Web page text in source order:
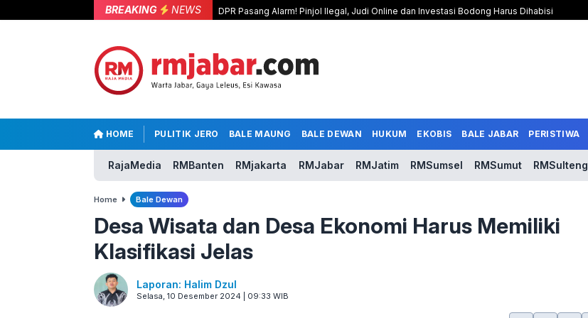
BREAKING NEWS DPR Pasang Alarm! Pinjol Ilegal, Judi Online dan Investasi Bodong Harus Dihabisi
HOME PULITIK JERO BALE MAUNG BALE DEWAN HUKUM EKOBIS BALE JABAR PERISTIWA
RajaMedia RMBanten RMjakarta RMJabar RMJatim RMSumsel RMSumut RMSulteng
Home Bale Dewan
Desa Wisata dan Desa Ekonomi Harus Memiliki
Klasifikasi Jelas
Laporan: Halim Dzul
Selasa, 10 Desember 2024 | 09:33 WIB